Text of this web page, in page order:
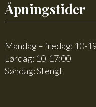
Åpningstider
Mandag – fredag: 10-
Lørdag: 10-17:00
Søndag: Stengt